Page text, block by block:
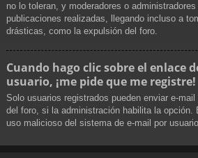
no lo toleran, y moderadores o
publicaciones realizadas, llegando incluso a
drásticas, como la expulsión del foro.
Cuando hago clic sobre el enlace
usuario, ¡me pide que me registre!
Solo usuarios registrados pueden enviar e-
del foro, si la administración habilita la opción.
uso malicioso del sistema de e-mail por